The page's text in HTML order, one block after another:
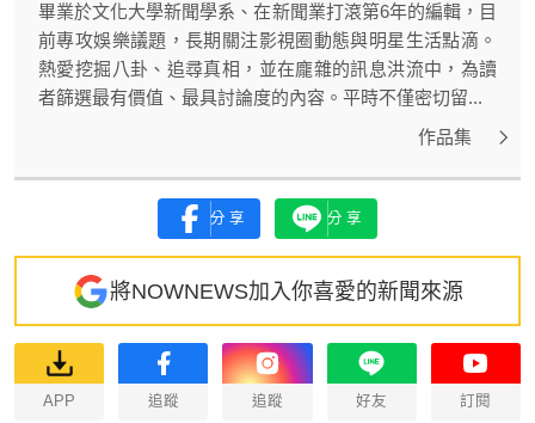
畢業於文化大學新聞學系、在新聞業打滾第6年的編輯，目
前專攻娛樂議題，長期關注影視圈動態與明星生活點滴。
熱愛挖掘八卦、追尋真相，並在龐雜的訊息洪流中，為讀
者篩選最有價值、最具討論度的內容。平時不僅密切留...
作品集
分享 分享
將NOWNEWS加入你喜愛的新聞來源
APP 追蹤 追蹤 好友 訂閱